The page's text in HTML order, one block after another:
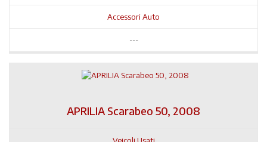
Accessori Auto
---
APRILIA Scarabeo 50, 2008